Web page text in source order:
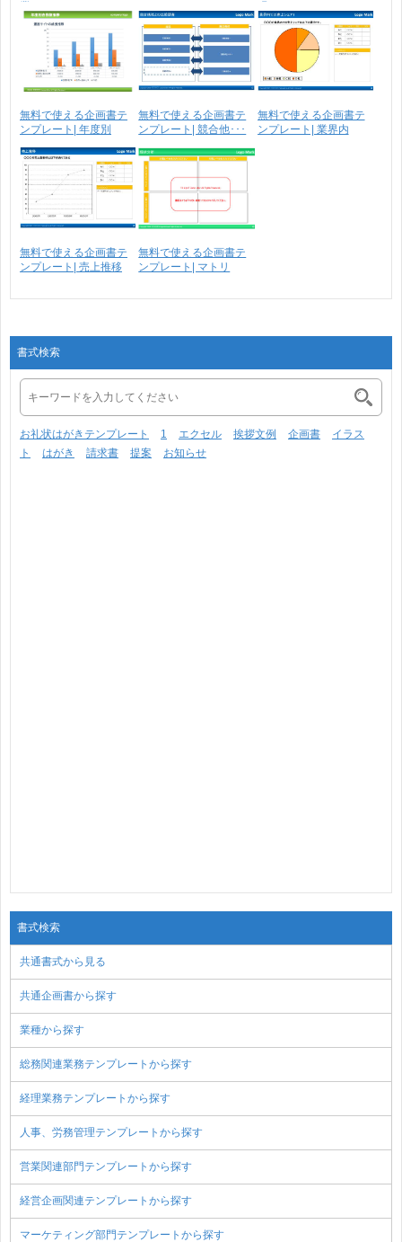
無料で使える企画書テ
ンプレート| 年度別
無料で使える企画書テ
ンプレート| 競合他･･･
無料で使える企画書テ
ンプレート| 業界内
無料で使える企画書テ
ンプレート| 売上推移
無料で使える企画書テ
ンプレート| マトリ
書式検索
お礼状はがきテンプレート 1 エクセル 挨拶文例 企画書
イラス
ト
はがき 請求書 提案 お知らせ
書式検索
共通書式から見る
共通企画書から探す
業種から探す
総務関連業務テンプレートから探す
経理業務テンプレートから探す
人事、労務管理テンプレートから探す
営業関連部門テンプレートから探す
経営企画関連テンプレートから探す
マーケティング部門テンプレートから探す